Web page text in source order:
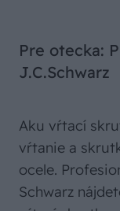
Pre otecka:
J.C.Schwarz
Aku vŕtací
vŕtanie a
ocele.
Schwarz